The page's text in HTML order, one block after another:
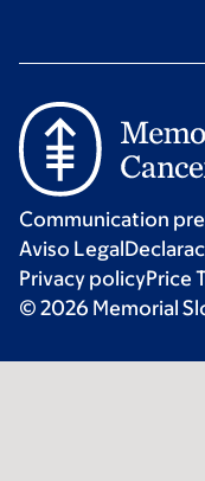
Communication
Aviso Legal
Privacy policyPrice
© 2026 Memorial